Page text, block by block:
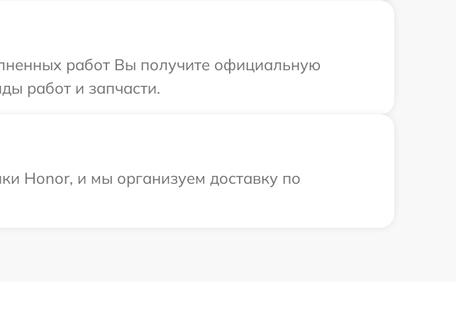
работ Вы получите официальную
работ и запчасти.
Honor, и мы организуем доставку по